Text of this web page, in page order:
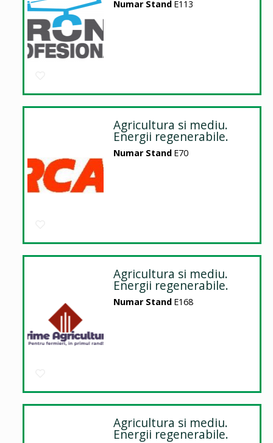
Numar Stand E113
Agricultura si mediu.
Energii regenerabile.
Numar Stand E70
Agricultura si mediu.
Energii regenerabile.
Numar Stand E168
Agricultura si mediu.
Energii regenerabile.